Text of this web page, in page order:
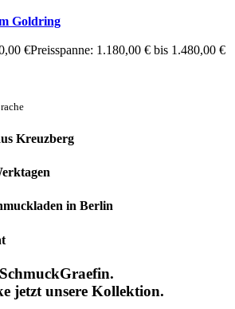
Goldring
€Preisspanne: 1.180,00 € bis 1.480,00 €
Kreuzberg
in Berlin
SchmuckGraefin.
jetzt unsere Kollektion.